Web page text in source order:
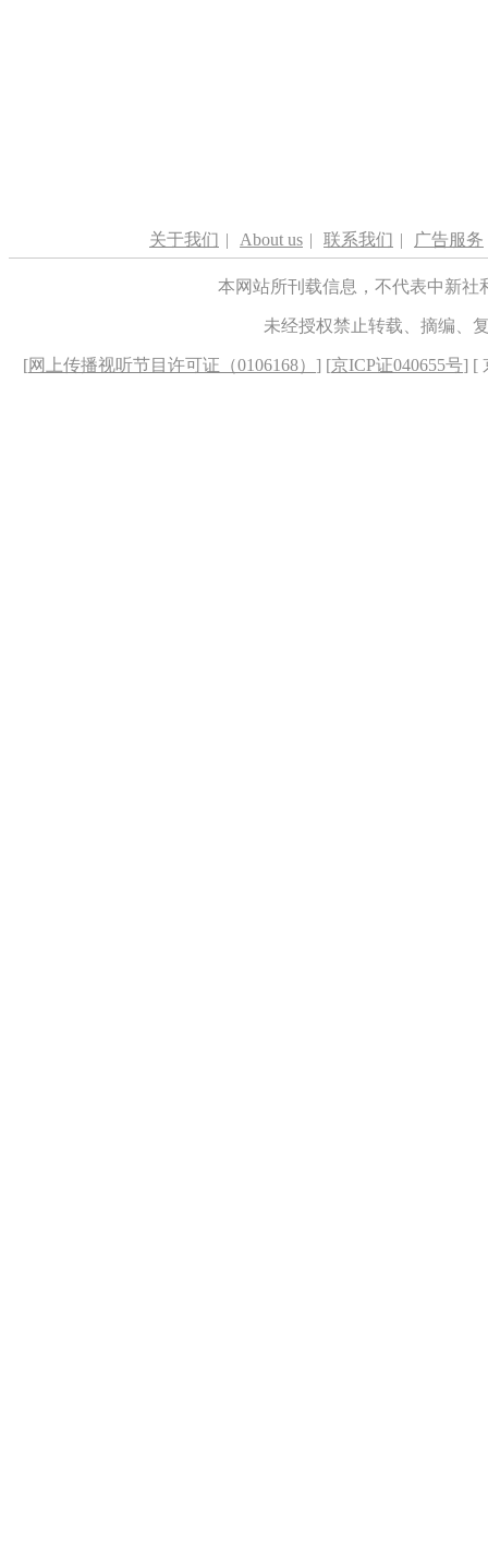
关于我们 | About us | 联系我们 | 广告服务
本网站所刊载信息，不代表中新
未经授权禁止转载、摘编、
[网上传播视听节目许可证（0106168） ] [京ICP证040655号] [